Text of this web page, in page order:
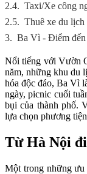
2.4. Taxi/Xe công
2.5. Thuê xe du
3. Ba Vì - Điểm đến
Nổi tiếng với Vườn
năm, những khu du
hóa độc đáo, Ba Vì
ngày, picnic cuối
bụi của thành phố.
lựa chọn phương
Từ Hà Nội
Một trong những ưu